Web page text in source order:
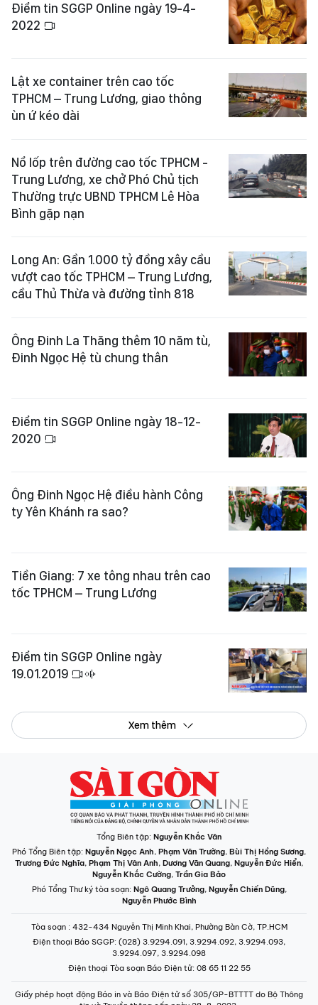
Điểm tin SGGP Online ngày 19-4-
2022
Lật xe container trên cao tốc
TPHCM – Trung Lương, giao thông
ùn ứ kéo dài
Nổ lốp trên đường cao tốc TPHCM -
Trung Lương, xe chở Phó Chủ tịch
Thường trực UBND TPHCM Lê Hòa
Bình gặp nạn
Long An: Gần 1.000 tỷ đồng xây cầu
vượt cao tốc TPHCM – Trung Lương,
cầu Thủ Thừa và đường tỉnh 818
Ông Đinh La Thăng thêm 10 năm tù,
Đinh Ngọc Hệ tù chung thân
Điểm tin SGGP Online ngày 18-12-
2020
Ông Đinh Ngọc Hệ điều hành Công
ty Yên Khánh ra sao?
Tiền Giang: 7 xe tông nhau trên cao
tốc TPHCM – Trung Lương
Điểm tin SGGP Online ngày
19.01.2019
Xem thêm
Tổng Biên tập: Nguyễn Khắc Văn
Phó Tổng Biên tập: Nguyễn Ngọc Anh, Phạm Văn Trường, Bùi Thị Hồng Sương,
Trương Đức Nghĩa, Phạm Thị Vân Anh, Dương Văn Quang, Nguyễn Đức Hiển,
Nguyễn Khắc Cường, Trần Gia Bảo
Phó Tổng Thư ký tòa soạn: Ngô Quang Trưởng, Nguyễn Chiến Dũng,
Nguyễn Phước Bình
Tòa soạn : 432-434 Nguyễn Thị Minh Khai, Phường Bàn Cờ, TP.HCM
Điện thoại Báo SGGP: (028) 3.9294.091, 3.9294.092, 3.9294.093,
3.9294.097, 3.9294.098
Điện thoại Tòa soạn Báo Điện tử: 08 65 11 22 55
Giấy phép hoạt động Báo in và Báo Điện tử số 305/GP-BTTTT do Bộ Thông